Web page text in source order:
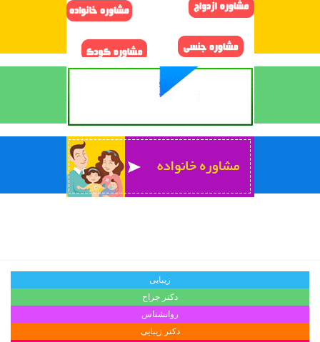
زیبایی
دکتر جراح
روانشناس
دکتر زیبایی